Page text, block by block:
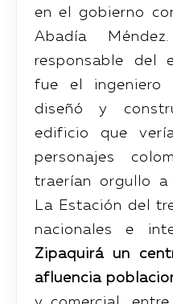
en el gobierno
Abadía
responsable del
fue el ingeniero
diseñó y
edificio que
personajes
traerían orgullo
La Estación del
nacionales e
Zipaquirá un
afluencia